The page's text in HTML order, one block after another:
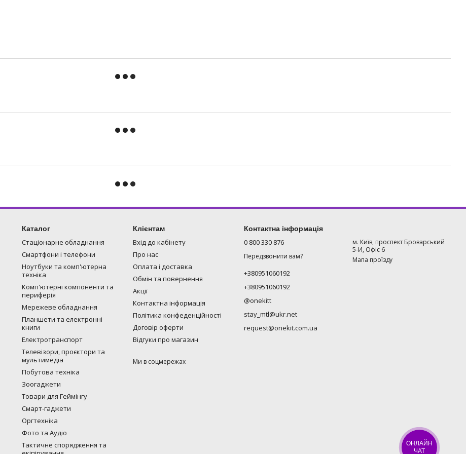
Каталог
Стаціонарне обладнання
Смартфони і телефони
Ноутбуки та комп'ютерна
техніка
Комп'ютерні компоненти та
периферія
Мережеве обладнання
Планшети та електронні
книги
Електротранспорт
Телевізори, проєктори та
мультимедіа
Побутова техніка
Зоогаджети
Товари для Геймінгу
Смарт-гаджети
Оргтехніка
Фото та Аудіо
Тактичне спорядження та
Клієнтам
Вхід до кабінету
Про нас
Оплата і доставка
Обмін та повернення
Акції
Контактна інформація
Політика конфеденційності
Договір оферти
Відгуки про магазин
Ми в соцмережах
Контактна інформація
0 800 330 876
Передзвонити вам?
+380951060192
+380951060192
@onekitt
stay_mtl@ukr.net
request@onekit.com.ua
м. Київ, проспект Броварський
5-И, Офіс 6
Мапа проїзду
ОНЛАЙН
ЧАТ